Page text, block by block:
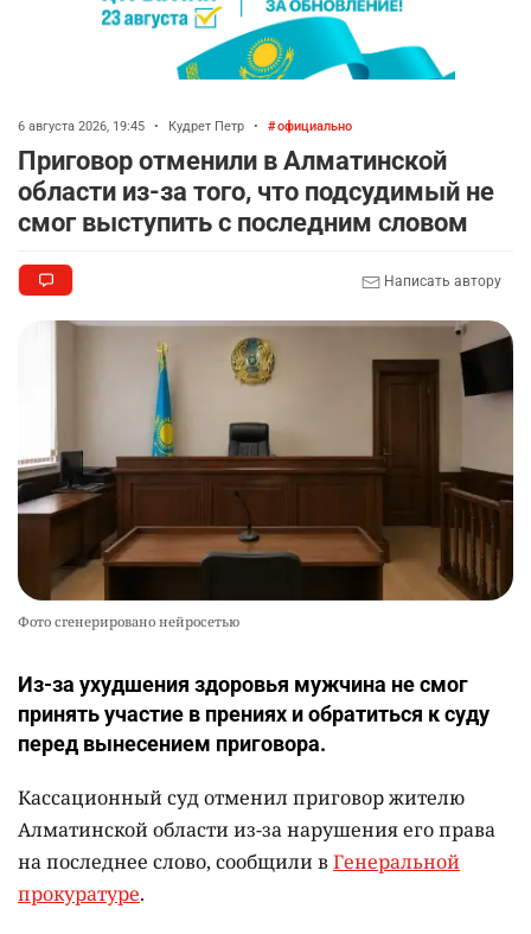
6 августа 2026, 19:45 • Кудрет Петр • официально
Приговор отменили в Алматинской
области из-за того, что подсудимый не
смог выступить с последним словом
Написать автору
Фото сгенерировано нейросетью
Из-за ухудшения здоровья мужчина не смог
принять участие в прениях и обратиться к суду
перед вынесением приговора.
Кассационный суд отменил приговор жителю
Алматинской области из-за нарушения его права
на последнее слово, сообщили вГенеральной
прокуратуре.